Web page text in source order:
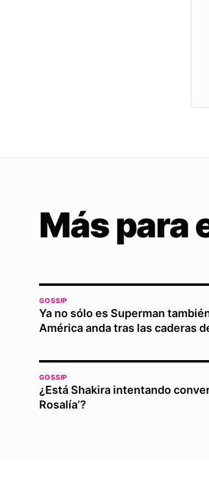
Más para
GOSSIP
Ya no sólo es Superman
América anda tras las caderas
GOSSIP
¿Está Shakira intentando
Rosalía’?